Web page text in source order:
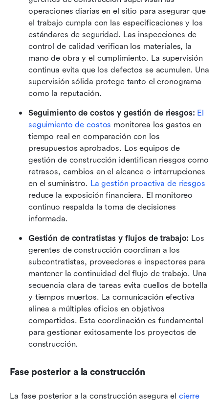
operaciones diarias en el sitio para asegurar que
el trabajo cumpla con las especificaciones y los
estándares de seguridad. Las inspecciones de
control de calidad verifican los materiales, la
mano de obra y el cumplimiento. La supervisión
continua evita que los defectos se acumulen. Una
supervisión sólida protege tanto el cronograma
como la reputación.
Seguimiento de costos y gestión de riesgos: El
seguimiento de costos monitorea los gastos en
tiempo real en comparación con los
presupuestos aprobados. Los equipos de
gestión de construcción identifican riesgos como
retrasos, cambios en el alcance o interrupciones
en el suministro. La gestión proactiva de riesgos
reduce la exposición financiera. El monitoreo
continuo respalda la toma de decisiones
informada.
Gestión de contratistas y flujos de trabajo: Los
gerentes de construcción coordinan a los
subcontratistas, proveedores e inspectores para
mantener la continuidad del flujo de trabajo. Una
secuencia clara de tareas evita cuellos de botella
y tiempos muertos. La comunicación efectiva
alinea a múltiples oficios en objetivos
compartidos. Esta coordinación es fundamental
para gestionar exitosamente los proyectos de
construcción.
Fase posterior a la construcción
La fase posterior a la construcción asegura el cierre